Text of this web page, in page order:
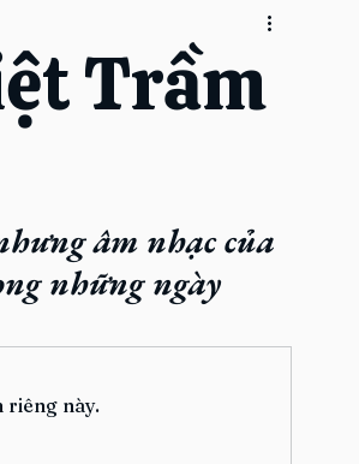
Trầm
âm nhạc của
những ngày
riêng này.